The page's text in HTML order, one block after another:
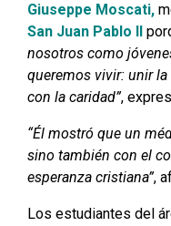
Giuseppe Moscati,
San Juan Pablo II
nosotros como
queremos vivir: unir
con la caridad”,
“Él mostró que un
sino también con el
esperanza cristiana”,
Los estudiantes del